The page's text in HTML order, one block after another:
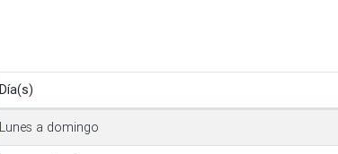
Día(s)
Lunes a domingo